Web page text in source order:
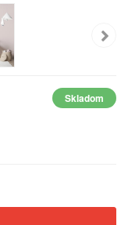
Skladom